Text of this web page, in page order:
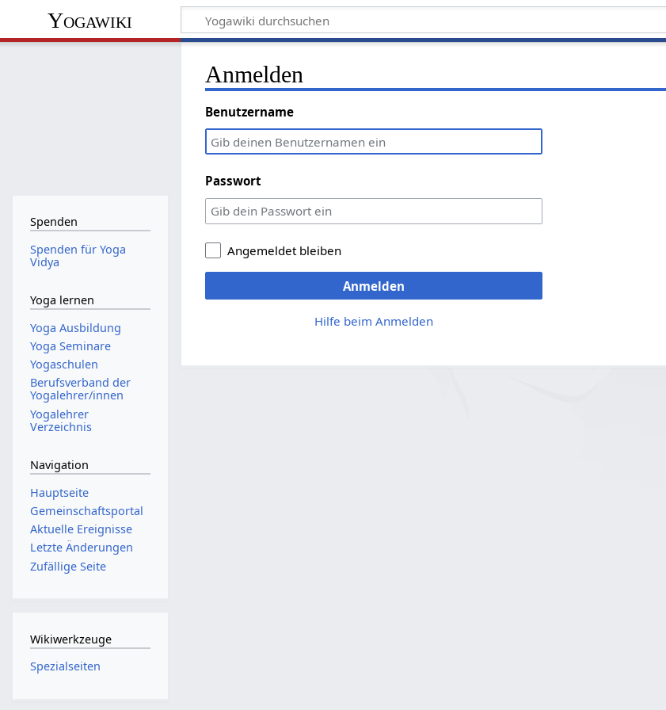
Yogawiki
Anmelden
Benutzername
Passwort
Angemeldet bleiben
Anmelden
Hilfe beim Anmelden
Spenden
Spenden für Yoga
Vidya
Yoga lernen
Yoga Ausbildung
Yoga Seminare
Yogaschulen
Berufsverband der
Yogalehrer/innen
Yogalehrer
Verzeichnis
Navigation
Hauptseite
Gemeinschafts­portal
Aktuelle Ereignisse
Letzte Änderungen
Zufällige Seite
Wikiwerkzeuge
Spezialseiten